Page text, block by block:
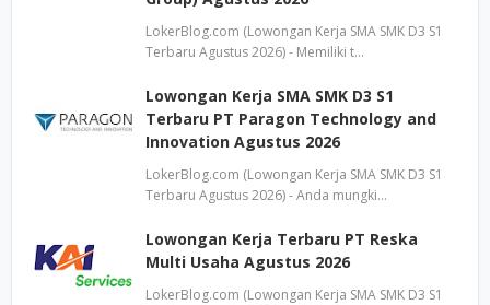
LokerBlog.com (Lowongan Kerja SMA SMK D3 S1
Terbaru Agustus 2026) - Memiliki t…
Lowongan Kerja SMA SMK D3 S1
Terbaru PT Paragon Technology and
Innovation Agustus 2026
LokerBlog.com (Lowongan Kerja SMA SMK D3 S1
Terbaru Agustus 2026) - Anda mungki…
Lowongan Kerja Terbaru PT Reska
Multi Usaha Agustus 2026
LokerBlog.com (Lowongan Kerja SMA SMK D3 S1